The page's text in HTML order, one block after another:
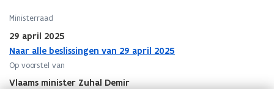
van
nieuwe
minimumdoelen
voor
het
Ministerraad
29 april 2025
Naar alle beslissingen van 29 april 2025
Op voorstel van
Vlaams minister Zuhal Demir